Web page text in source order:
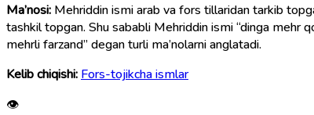
Ma’nosi: Mehriddin ismi arab va fors tillaridan tarkib
tashkil topgan. Shu sababli Mehriddin ismi “dinga mehr
mehrli farzand” degan turli ma’nolarni anglatadi.
Kelib chiqishi: Fors-tojikcha ismlar
👁